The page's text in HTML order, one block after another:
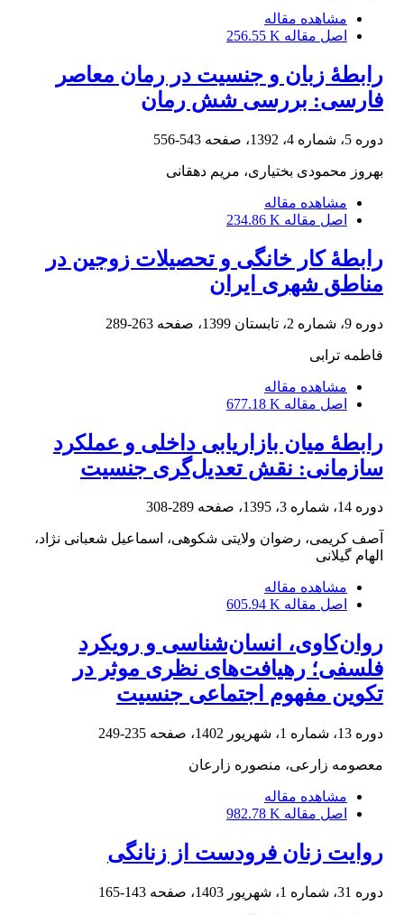
مشاهده مقاله
اصل مقاله 256.55 K
رابطۀ زبان و جنسیت در رمان معاصر
فارسی: بررسی شش رمان
دوره 5، شماره 4، 1392، صفحه 543-556
بهروز محمودی بختیاری، مریم دهقانی
مشاهده مقاله
اصل مقاله 234.86 K
رابطۀ کار خانگی و تحصیلات زوجین در
مناطق شهری ایران
دوره 9، شماره 2، تابستان 1399، صفحه 263-289
فاطمه ترابی
مشاهده مقاله
اصل مقاله 677.18 K
رابطۀ میان بازاریابی داخلی و عملکرد
سازمانی: نقش تعدیل‌گری جنسیت
دوره 14، شماره 3، 1395، صفحه 289-308
آصف کریمی، رضوان ولایتی شکوهی، اسماعیل شعبانی نژاد،
الهام گیلانی
مشاهده مقاله
اصل مقاله 605.94 K
روان‌کاوی، انسان‌شناسی و رویکرد
فلسفی؛ رهیافت‌های نظری موثر در
تکوین مفهوم اجتماعی جنسیت
دوره 13، شماره 1، شهریور 1402، صفحه 235-249
معصومه زارعی، منصوره زارعان
مشاهده مقاله
اصل مقاله 982.78 K
روایت زنان فرودست از زنانگی
دوره 31، شماره 1، شهریور 1403، صفحه 143-165